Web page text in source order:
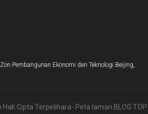
Pembangunan Ekonomi dan Teknologi Beijing,
Cipta Terpelihara- Peta laman BLOG TOP